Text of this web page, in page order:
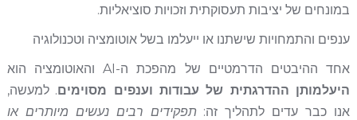
במונחים של יציבות תעסוקתית וזכויות סוציאליות.
ענפים והתמחויות שישתנו או ייעלמו בשל אוטומציה וטכנולוגיה
אחד ההיבטים הדרמטיים של מהפכת ה-AI והאוטומציה הוא
היעלמותן ההדרגתית של עבודות וענפים מסוימים. למעשה,
אנו כבר עדים לתהליך זה:תפקידים רבים נעשים מיותרים או